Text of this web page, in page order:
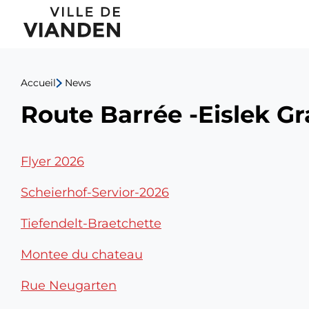
Route
Barrée
Eislek
Menu
navigation
principal
Accueil News
Route Barrée -Eislek
Flyer 2026
Scheierhof-Servior-2026
Tiefendelt-Braetchette
Montee du chateau
Rue Neugarten